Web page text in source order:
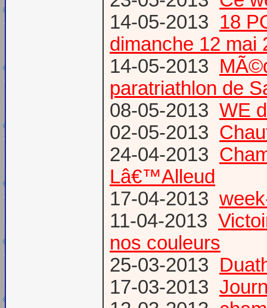
14-05-2013 18
dimanche 12 mai
14-05-2013
paratriathlon de
08-05-2013 WE
02-05-2013
24-04-2013
Lâ€™Alleud
17-04-2013
11-04-2013
nos couleurs
25-03-2013
17-03-2013